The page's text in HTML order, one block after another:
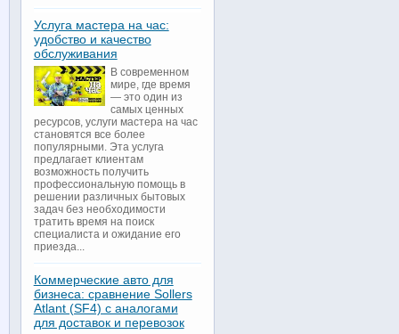
Услуга мастера на час:
удобство и качество
обслуживания
В современном
мире, где время
— это один из
самых ценных
ресурсов, услуги мастера на час
становятся все более
популярными. Эта услуга
предлагает клиентам
возможность получить
профессиональную помощь в
решении различных бытовых
задач без необходимости
тратить время на поиск
специалиста и ожидание его
приезда...
Коммерческие авто для
бизнеса: сравнение Sollers
Atlant (SF4) с аналогами
для доставок и перевозок